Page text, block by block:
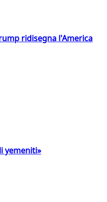
ridisegna l'America
yemeniti»